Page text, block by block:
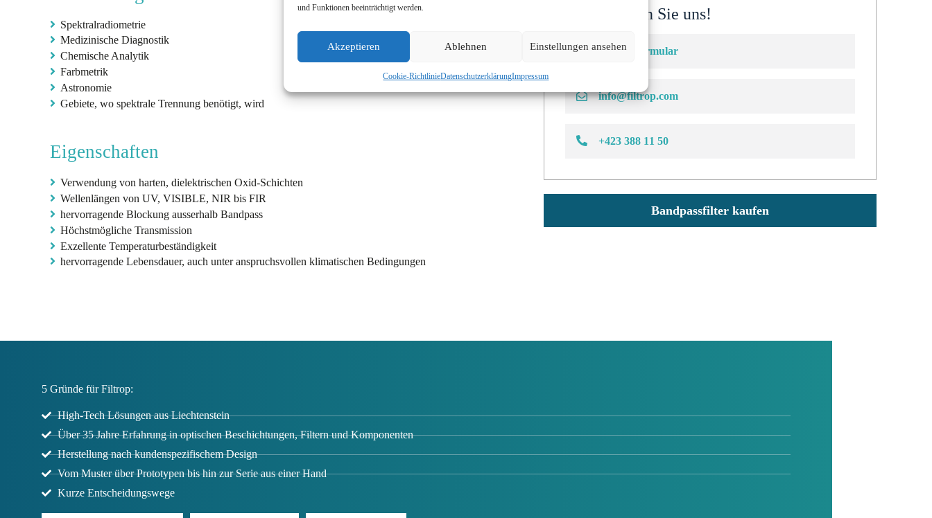
und Funktionen beeinträchtigt werden.
Akzeptieren Ablehnen Einstellungen ansehen
Cookie-RichtlinieDatenschutzerklärungImpressum
Spektralradiometrie
Medizinische Diagnostik
Chemische Analytik
Farbmetrik
Astronomie
Gebiete, wo spektrale Trennung benötigt, wird
Eigenschaften
Verwendung von harten, dielektrischen Oxid-Schichten
Wellenlängen von UV, VISIBLE, NIR bis FIR
hervorragende Blockung ausserhalb Bandpass
Höchstmögliche Transmission
Exzellente Temperaturbeständigkeit
hervorragende Lebensdauer, auch unter anspruchsvollen klimatischen Bedingungen
Kontaktieren Sie uns!
Kontaktformular
info@filtrop.com
+423 388 11 50
Bandpassfilter kaufen
5 Gründe für Filtrop:
High-Tech Lösungen aus Liechtenstein
Über 35 Jahre Erfahrung in optischen Beschichtungen, Filtern und Komponenten
Herstellung nach kundenspezifischem Design
Vom Muster über Prototypen bis hin zur Serie aus einer Hand
Kurze Entscheidungswege